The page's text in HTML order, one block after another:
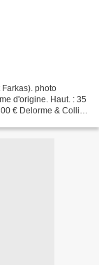
photo
d'origine. Haut. : 35
€ Delorme & Collin